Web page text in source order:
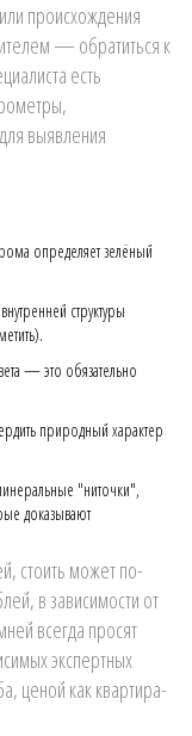
происхождения
— обратиться к
есть
выявления
определяет зелёный
структуры
— это обязательно
природный характер
"ниточки",
доказывают
стоить может по-
в зависимости от
всегда просят
экспертных
ценой как квартира-